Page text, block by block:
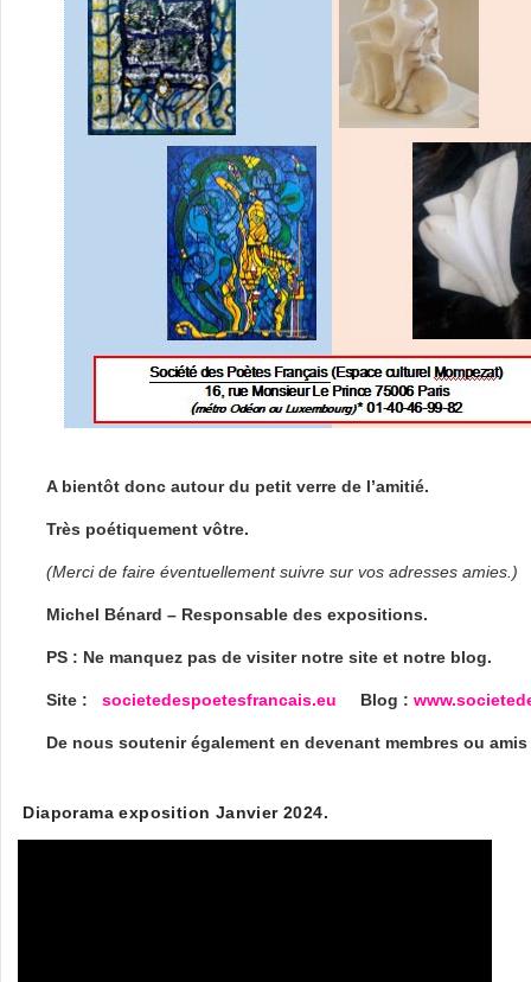
A bientôt donc autour du petit verre de l’amitié.
Très poétiquement vôtre.
(Merci de faire éventuellement suivre sur vos adresses amies.)
Michel Bénard – Responsable des expositions.
PS : Ne manquez pas de visiter notre site et notre blog.
Site : societedespoetesfrancais.eu Blog :
De nous soutenir également en devenant membres ou
Diaporama exposition Janvier 2024.